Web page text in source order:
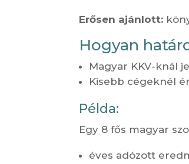
Erősen ajánlott:
Hogyan
Magyar KKV-knál
Kisebb cégeknél
Példa:
Egy 8 fős magyar
éves adózott